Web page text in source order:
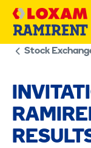
Skip
Stock